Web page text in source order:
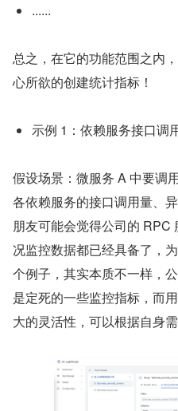
......
总之，在它的功能范围之内
心所欲的创建统计指标！
示例 1：依赖服务接口调
假设场景：微服务 A 中要调
各依赖服务的接口调用量、
朋友可能会觉得公司的 RPC
况监控数据都已经具备了，
个例子，其实本质不一样，
是定死的一些监控指标，而
大的灵活性，可以根据自身需